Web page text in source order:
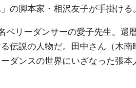
の脚本家・相沢友子が手掛ける
ベリーダンサーの愛子先生。還
伝説の人物だ。田中さん（木
ダンスの世界にいざなった張